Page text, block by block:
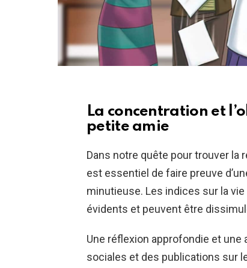
La concentration et
petite amie
Dans notre quête pour trouver la
est essentiel de faire preuve
minutieuse. Les indices sur la
évidents et peuvent être
Une réflexion approfondie et
sociales et des publications sur